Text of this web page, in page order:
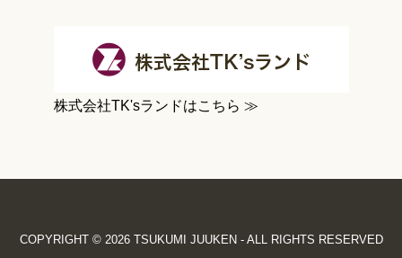
株式会社TK'sランドはこちら ≫
COPYRIGHT © 2026 TSUKUMI JUUKEN - ALL RIGHTS RESERVED